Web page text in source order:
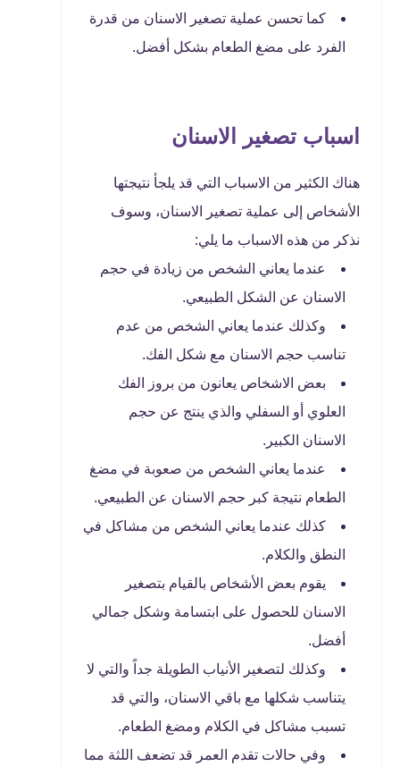
كما تحسن عملية تصغير الاسنان من قدرة
الفرد على مضغ الطعام بشكل أفضل.
اسباب تصغير الاسنان
هناك الكثير من الاسباب التي قد يلجأ نتيجتها
الأشخاص إلى عملية تصغير الاسنان، وسوف
نذكر من هذه الاسباب ما يلي:
عندما يعاني الشخص من زيادة في حجم
الاسنان عن الشكل الطبيعي.
وكذلك عندما يعاني الشخص من عدم
تناسب حجم الاسنان مع شكل الفك.
بعض الاشخاص يعانون من بروز الفك
العلوي أو السفلي والذي ينتج عن حجم
الاسنان الكبير.
عندما يعاني الشخص من صعوبة في مضغ
الطعام نتيجة كبر حجم الاسنان عن الطبيعي.
كذلك عندما يعاني الشخص من مشاكل في
النطق والكلام.
يقوم بعض الأشخاص بالقيام بتصغير
الاسنان للحصول على ابتسامة وشكل جمالي
أفضل.
وكذلك لتصغير الأنياب الطويلة جداً والتي لا
يتناسب شكلها مع باقي الاسنان، والتي قد
تسبب مشاكل في الكلام ومضغ الطعام.
وفي حالات تقدم العمر قد تضعف اللثة مما